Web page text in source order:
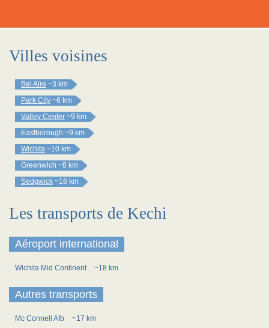
Villes voisines
Bel Aire ~3 km
Park City ~6 km
Valley Center ~9 km
Eastborough ~9 km
Wichita ~10 km
Greenwich ~8 km
Sedgwick ~18 km
Les transports de Kechi
Aéroport international
Wichita Mid Continent ~18 km
Autres transports
Mc Connell Afb
~17 km